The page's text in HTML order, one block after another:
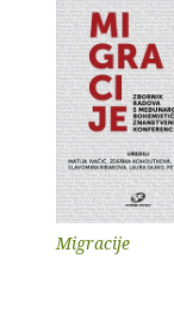
Migracije